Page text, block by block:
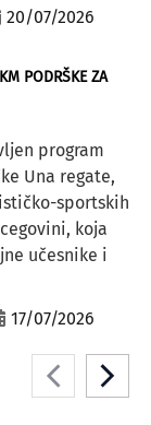
20/07/2026
PODRŠKE ZA
program
Una regate,
sportskih
koja
učesnike i
17/07/2026